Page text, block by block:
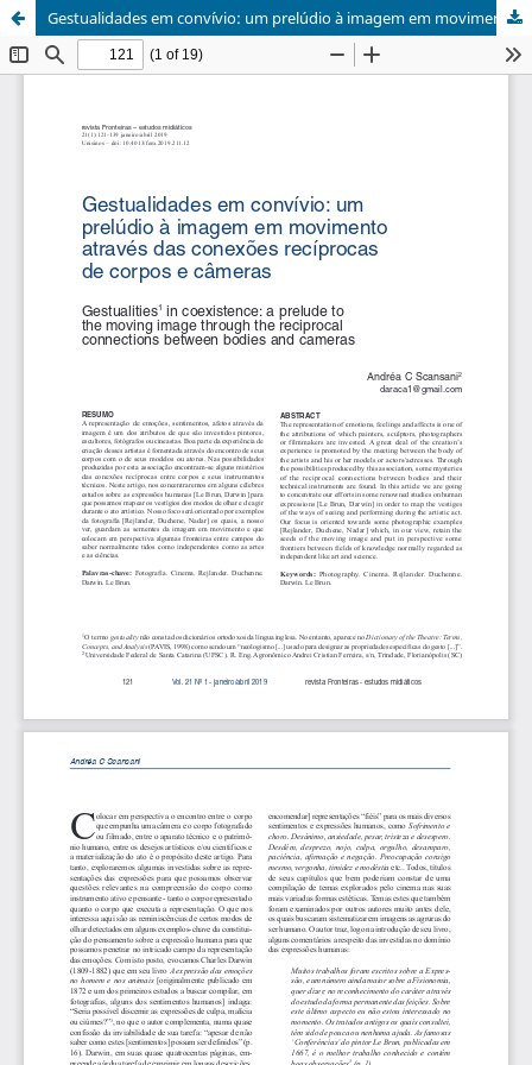
Gestualidades em convívio: um prelúdio à imagem em movimento através das conexões recíprocas de corpos e câmeras